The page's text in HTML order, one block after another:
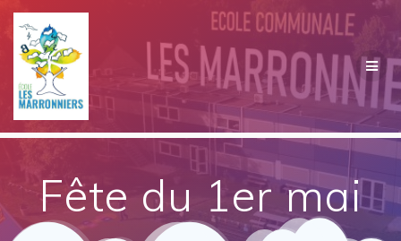
Passer
au
contenu
Fête du 1er mai